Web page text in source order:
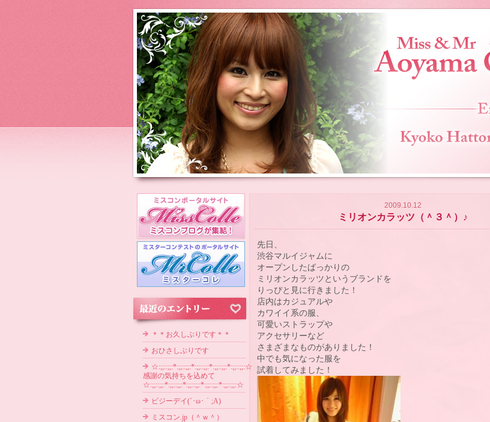
2009.10.12
ミリオンカラッツ（＾３＾）♪
先日、
渋谷マルイジャムに
オープンしたばっかりの
ミリオンカラッツというブランドを
りっぴと見に行きました！
店内はカジュアルや
カワイイ系の服、
可愛いストラップや
アクセサリーなど
さまざまなものがありました！
中でも気になった服を
試着してみました！
＊＊お久しぶりです＊＊
おひさしぶりです
☆:;;::;;:*:;;::;;:*:;;::;;:*:;;::;;:*:;;::;;:☆
感謝の気持ちを込めて
☆:;;::;;:*:;;::;;:*:;;::;;:*:;;::;;:*:;;::;;:☆
ビジーデイ(´･ω･｀;A)
ミスコン.jp（＾ｗ＾）